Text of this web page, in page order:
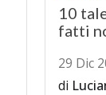
10
fatti
29 Dic
di